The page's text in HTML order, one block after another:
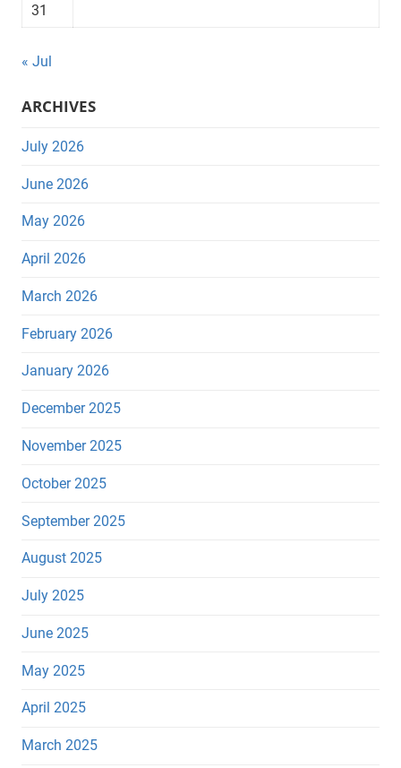
31
« Jul
ARCHIVES
July 2026
June 2026
May 2026
April 2026
March 2026
February 2026
January 2026
December 2025
November 2025
October 2025
September 2025
August 2025
July 2025
June 2025
May 2025
April 2025
March 2025